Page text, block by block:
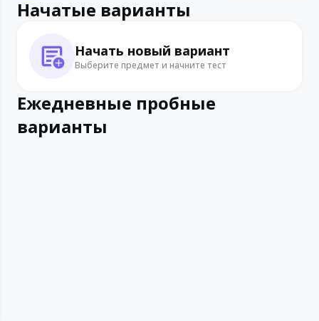
Начатые варианты
Начать новый вариант
Выберите предмет и начните тест
Ежедневные пробные
варианты